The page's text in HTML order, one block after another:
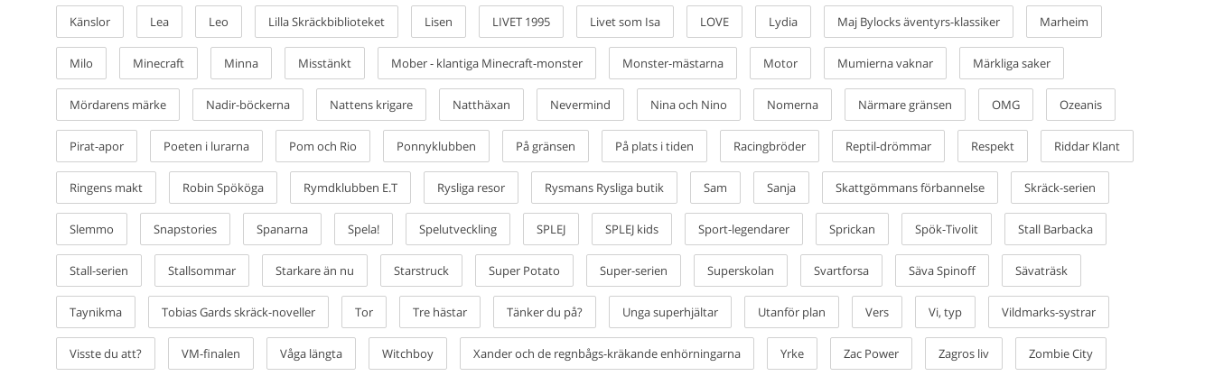
Känslor Lea Leo Lilla Skräckbiblioteket Lisen LIVET 1995 Livet som Isa LOVE Lydia Maj Bylocks äventyrs-klassiker Marheim
Milo Minecraft Minna Misstänkt Mober - klantiga Minecraft-monster Monster-mästarna Motor Mumierna vaknar Märkliga saker
Mördarens märke Nadir-böckerna Nattens krigare Natthäxan Nevermind Nina och Nino Nomerna Närmare gränsen OMG Ozeanis
Pirat-apor Poeten i lurarna Pom och Rio Ponnyklubben På gränsen På plats i tiden Racingbröder Reptil-drömmar Respekt Riddar Klant
Ringens makt Robin Spököga Rymdklubben E.T Rysliga resor Rysmans Rysliga butik Sam Sanja Skattgömmans förbannelse Skräck-serien
Slemmo Snapstories Spanarna Spela! Spelutveckling SPLEJ SPLEJ kids Sport-legendarer Sprickan Spök-Tivolit Stall Barbacka
Stall-serien Stallsommar Starkare än nu Starstruck Super Potato Super-serien Superskolan Svartforsa Säva Spinoff Sävaträsk
Taynikma Tobias Gards skräck-noveller Tor Tre hästar Tänker du på? Unga superhjältar Utanför plan Vers Vi, typ Vildmarks-systrar
Visste du att? VM-finalen Våga längta Witchboy Xander och de regnbågs-kräkande enhörningarna Yrke Zac Power Zagros liv Zombie City